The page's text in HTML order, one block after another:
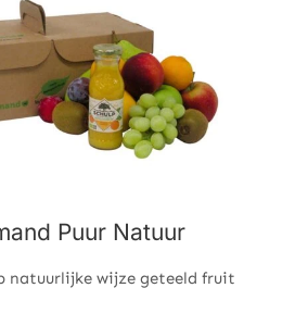
Puur Natuur
natuurlijke wijze geteeld fruit